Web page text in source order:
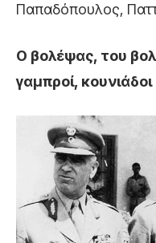
Παπαδόπουλος,
Ο βολέψας, του
γαμπροί, κουνιάδοι